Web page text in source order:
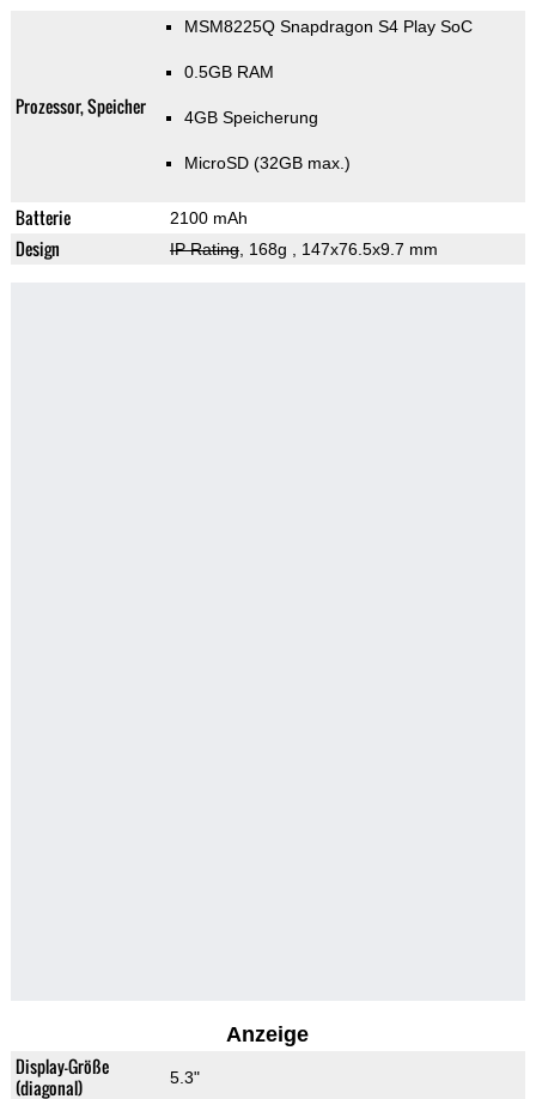
Prozessor, Speicher
MSM8225Q Snapdragon S4 Play SoC
0.5GB RAM
4GB Speicherung
MicroSD (32GB max.)
Batterie 2100 mAh
Design IP Rating, 168g , 147x76.5x9.7 mm
Anzeige
Display-Größe
(diagonal)
5.3"